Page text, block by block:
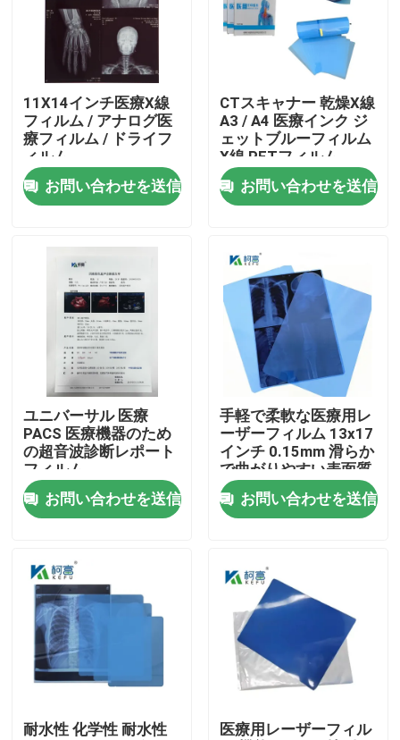
企業情報
会社案内
品質管理
お問い合わせ
ニュース
すべての場合
医学X光線のフィルム
インクジェットX光線のフィルム
11X14インチ医療X線
フィルム / アナログ医
療フィルム / ドライフ
ィルム
お問い合わせを送信
CTスキャナー 乾燥X線
A3 / A4 医療インク ジ
ェットブルーフィルム
X線 PETフィルム
お問い合わせを送信
ユニバーサル 医療
PACS 医療機器のため
の超音波診断レポート
フィルム
お問い合わせを送信
手軽で柔軟な医療用レ
ーザーフィルム 13x17
インチ 0.15mm 滑らか
で曲がりやすい表面質
感
お問い合わせを送信
耐水性 化学性 耐水性
医療用レーザーフィル